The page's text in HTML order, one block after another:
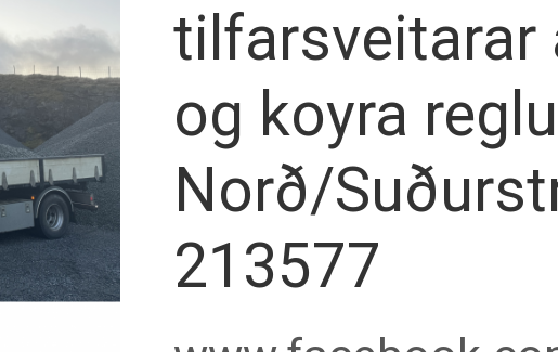
tilfarsveitarar
og koyra
Norð/
213577